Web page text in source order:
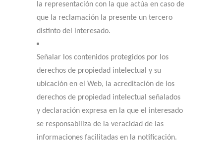
la representación con la que actúa en caso de
que la reclamación la presente un tercero
distinto del interesado.
Señalar los contenidos protegidos por los
derechos de propiedad intelectual y su
ubicación en el Web, la acreditación de los
derechos de propiedad intelectual señalados
y declaración expresa en la que el interesado
se responsabiliza de la veracidad de las
informaciones facilitadas en la notificación.